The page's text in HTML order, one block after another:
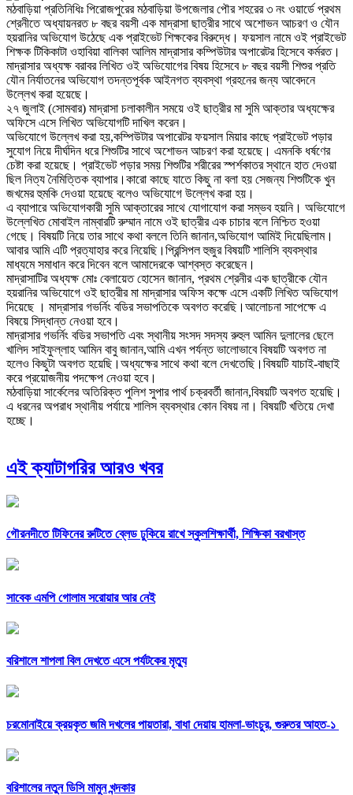
মঠবাড়িয়া প্রতিনিধিঃ পিরোজপুরের মঠবাড়িয়া উপজেলার পৌর শহরের ৩ নং ওয়ার্ডে প্রথম
শ্রেনীতে অধ্যায়নরত ৮ বছর বয়সী এক মাদ্রাসা ছাত্রীর সাথে অশোভন আচরণ ও যৌন
হয়রানির অভিযোগ উঠেছে এক প্রাইভেট শিক্ষকের বিরুদ্ধে। ফয়সাল নামে ওই প্রাইভেট
শিক্ষক টিকিকাটা ওহাবিয়া বালিকা আলিম মাদ্রাসার কম্পিউটার অপারেটর হিসেবে কর্মরত।
মাদ্রাসার অধ্যক্ষ বরাবর লিখিত ওই অভিযোগের বিষয় হিসেবে ৮ বছর বয়সী শিশুর প্রতি
যৌন নির্যাতনের অভিযোগ তদন্তপূর্বক আইনগত ব্যবস্থা গ্রহনের জন্য আবেদনে
উল্লেখ করা হয়েছে।
২৭ জুলাই (সোমবার) মাদ্রাসা চলাকালীন সময়ে ওই ছাত্রীর মা সুমি আক্তার অধ্যক্ষের
অফিসে এসে লিখিত অভিযোগটি দাখিল করেন।
অভিযোগে উল্লেখ করা হয়,কম্পিউটার অপারেটর ফয়সাল মিয়ার কাছে প্রাইভেট পড়ার
সুযোগ নিয়ে দীর্ঘদিন ধরে শিশুটির সাথে অশোভন আচরণ করা হয়েছে। এমনকি ধর্ষণের
চেষ্টা করা হয়েছে। প্রাইভেট পড়ার সময় শিশুটির শরীরের স্পর্শকাতর স্থানে হাত দেওয়া
ছিল নিত্য নৈমিত্তিক ব্যাপার।কারো কাছে যাতে কিছু না বলা হয় সেজন্য শিশুটিকে খুন
জখমের হুমকি দেওয়া হয়েছে বলেও অভিযোগে উল্লেখ করা হয়।
এ ব্যাপারে অভিযোগকারী সুমি আক্তারের সাথে যোগাযোগ করা সম্ভব হয়নি। অভিযোগে
উল্লেখিত মোবাইল নাম্বারটি রুম্মান নামে ওই ছাত্রীর এক চাচার বলে নিশ্চিত হওয়া
গেছে। বিষয়টি নিয়ে তার সাথে কথা বললে তিনি জানান,অভিযোগ আমিই দিয়েছিলাম।
আবার আমি এটি প্রত্যাহার করে নিয়েছি।প্রিন্সিপল হুজুর বিষয়টি শালিসি ব্যবস্থার
মাধ্যমে সমাধান করে দিবেন বলে আমাদেরকে আশ্বস্ত করেছেন।
মাদ্রাসাটির অধ্যক্ষ মোঃ বেলায়েত হোসেন জানান, প্রথম শ্রেনীর এক ছাত্রীকে যৌন
হয়রানির অভিযোগে ওই ছাত্রীর মা মাদ্রাসার অফিস কক্ষে এসে একটি লিখিত অভিযোগ
দিয়েছে । মাদ্রাসার গভর্নিং বডির সভাপতিকে অবগত করেছি।আলোচনা সাপেক্ষে এ
বিষয়ে সিদ্ধান্ত নেওয়া হবে।
মাদ্রাসার গভর্নিং বডির সভাপতি এবং স্থানীয় সংসদ সদস্য রুহুল আমিন দুলালের ছেলে
খালিদ সাইফুল্লাহ আমিন বাবু জানান,আমি এখন পর্যন্ত ভালোভাবে বিষয়টি অবগত না
হলেও কিছুটা অবগত হয়েছি।অধ্যক্ষের সাথে কথা বলে দেখতেছি।বিষয়টি যাচাই-বাছাই
করে প্রয়োজনীয় পদক্ষেপ নেওয়া হবে।
মঠবাড়িয়া সার্কেলের অতিরিক্ত পুলিশ সুপার পার্থ চক্রবর্তী জানান,বিষয়টি অবগত হয়েছি।
এ ধরনের অপরাধ স্থানীয় পর্যায়ে শালিস ব্যবস্থার কোন বিষয় না। বিষয়টি খতিয়ে দেখা
হচ্ছে।
এই ক্যাটাগরির আরও খবর
গৌরনদীতে টিফিনের রুটিতে ব্লেড ঢুকিয়ে রাখে স্কুলশিক্ষার্থী, শিক্ষিকা বরখাস্ত
সাবেক এমপি গোলাম সরোয়ার আর নেই
বরিশালে শাপলা বিল দেখতে এসে পর্যটকের মৃত্যু
চরমোনাইয়ে ক্রয়কৃত জমি দখলের পায়তারা, বাধা দেয়ায় হামলা-ভাংচুর, গুরুতর আহত-১
বরিশালের নতুন ডিসি মামুন খন্দকার